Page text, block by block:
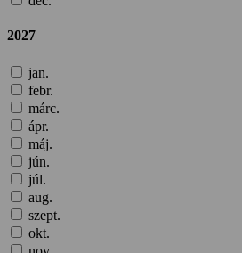
2027
jan.
febr.
márc.
ápr.
máj.
jún.
júl.
aug.
szept.
okt.